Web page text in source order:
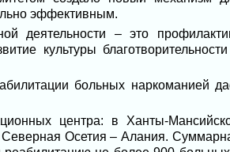
эффективным.
деятельности – это
культуры
больных наркоманией
центра: в Ханты-
Северная Осетия – Алания.